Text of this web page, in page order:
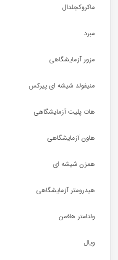
ماکروکجلدال
مبرد
مزور آزمایشگاهی
منیفولد شیشه ای پیرکس
هات پلیت آزمایشگاهی
هاون آزمایشگاهی
همزن شیشه ای
هیدرومتر آزمایشگاهی
ولتامتر هافمن
ویال